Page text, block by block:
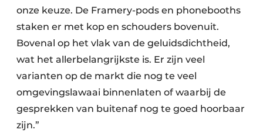
onze keuze. De Framery-pods en phonebooths
staken er met kop en schouders bovenuit.
Bovenal op het vlak van de geluidsdichtheid,
wat het allerbelangrijkste is. Er zijn veel
varianten op de markt die nog te veel
omgevingslawaai binnenlaten of waarbij de
gesprekken van buitenaf nog te goed hoorbaar
zijn.”